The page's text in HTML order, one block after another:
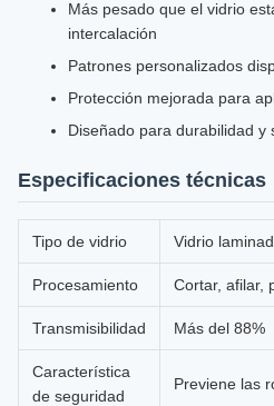
Más pesado que el vidrio
intercalación
Patrones personalizados
Protección mejorada para
Diseñado para durabilidad y
Especificaciones técnicas
Tipo de vidrio Vidrio
Procesamiento Cortar, afilar,
Transmisibilidad Más del 88%
Característica
de seguridad
Previene las